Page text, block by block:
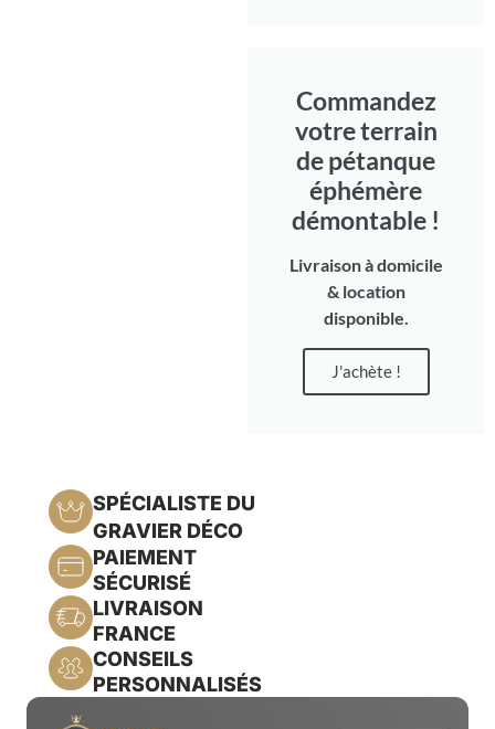
Commandez
votre terrain
de pétanque
éphémère
démontable !
Livraison à domicile
& location
disponible.
J'achète !
SPÉCIALISTE DU
GRAVIER DÉCO
PAIEMENT
SÉCURISÉ
LIVRAISON
FRANCE
CONSEILS
PERSONNALISÉS